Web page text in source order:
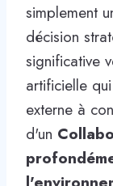
simplement
décision
significative
artificielle
externe à
d'un